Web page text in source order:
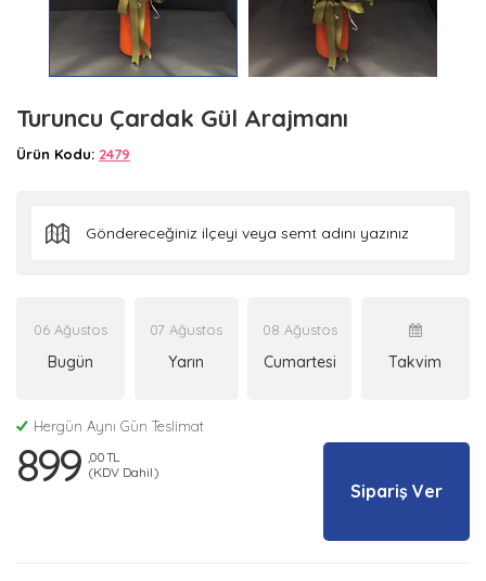
Turuncu Çardak Gül Arajmanı
Ürün Kodu: 2479
06 Ağustos
Bugün
07 Ağustos
Yarın
08 Ağustos
Cumartesi Takvim
Hergün Aynı Gün Teslimat
899 ,00 TL
(KDV Dahil)
Sipariş Ver